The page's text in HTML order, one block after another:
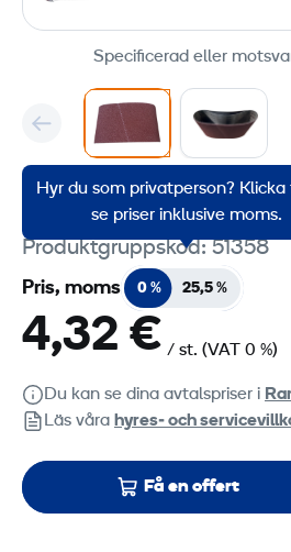
Specificerad eller
Slipband P40,
Produktgruppskod: 51358
Hyr du som privatperson?
se priser inklusive moms.
Pris, moms 0 % 25,5 %
4,32 € / st. (VAT 0 %)
Du kan se dina avtalspriser i
Läs våra hyres‑ och
Få en offert